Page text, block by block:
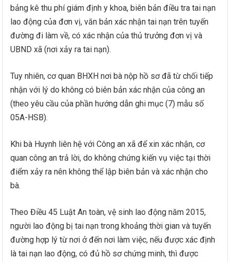
bảng kê thu phí giám định y khoa, biên bản điều tra tai nạn
lao động của đơn vị, văn bản xác nhận tai nạn trên tuyến
đường đi làm về, có xác nhận của thủ trưởng đơn vị và
UBND xã (nơi xảy ra tai nạn).
Tuy nhiên, cơ quan BHXH nơi bà nộp hồ sơ đã từ chối tiếp
nhận với lý do không có biên bản xác nhận của công an
(theo yêu cầu của phần hướng dẫn ghi mục (7) mẫu số
05A-HSB).
Khi bà Huynh liên hệ với Công an xã để xin xác nhận, cơ
quan công an trả lời, do không chứng kiến vụ việc tại thời
điểm xảy ra nên không thể lập biên bản và xác nhận cho
bà.
Theo Điều 45 Luật An toàn, vệ sinh lao động năm 2015,
người lao động bị tai nạn trong khoảng thời gian và tuyến
đường hợp lý từ nơi ở đến nơi làm việc, nếu được xác định
là tai nạn lao động, có đủ hồ sơ chứng minh, thì được